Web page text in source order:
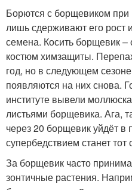
Борются с борщевиком
лишь сдерживают его рост
семена. Косить борщевик –
костюм химзащиты.
год, но в следующем
появляются на них снова.
институте вывели
листьями борщевика. Ага,
через 20 борщевик уйдёт
супербедствием станет
За борщевик часто
зонтичные растения.